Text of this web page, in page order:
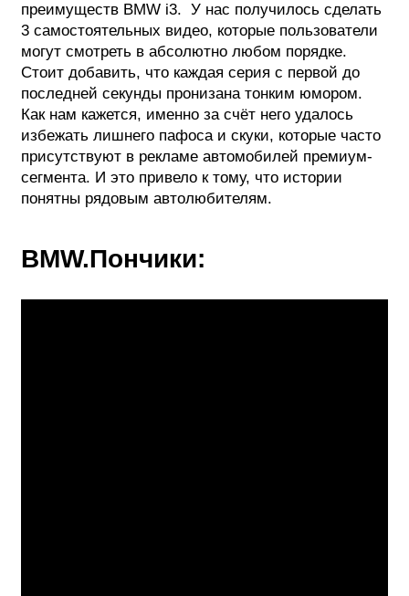
преимуществ BMW i3. У нас получилось сделать
3 самостоятельных видео, которые пользователи
могут смотреть в абсолютно любом порядке.
Стоит добавить, что каждая серия с первой до
последней секунды пронизана тонким юмором.
Как нам кажется, именно за счёт него удалось
избежать лишнего пафоса и скуки, которые часто
присутствуют в рекламе автомобилей премиум-
сегмента. И это привело к тому, что истории
понятны рядовым автолюбителям.
BMW.Пончики: